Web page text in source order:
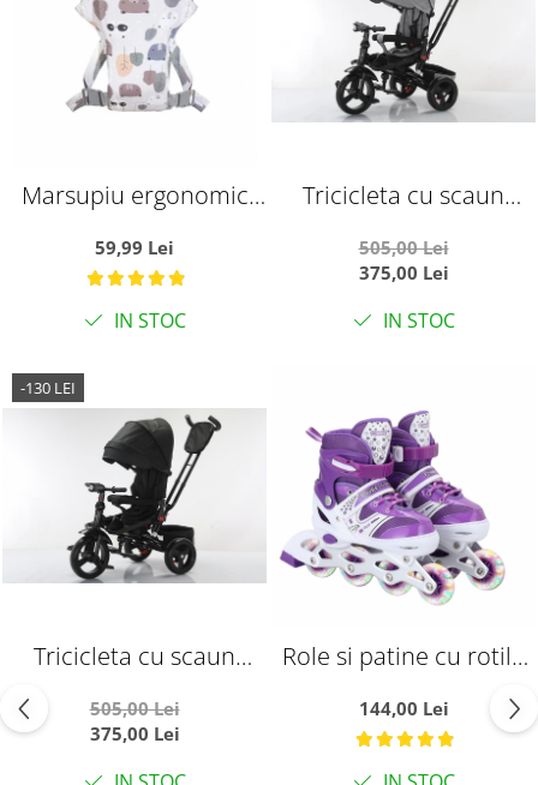
Marsupiu ergonomic
bebelusi, Frunze si
Ursuleti, gri
59,99 Lei
IN STOC
Tricicleta cu scaun
somn, SL02 - Gri
505,00 Lei
375,00 Lei
IN STOC
-130 LEI
Tricicleta cu scaun
somn, SL02 - Negru
505,00 Lei
375,00 Lei
Role si patine cu rotile
silicon cu lumini, masuri
reglabile 31 - 34, mov
144,00 Lei